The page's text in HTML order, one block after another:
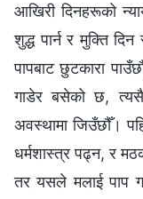
आखिरी दिनहरूको
शुद्ध पार्न र मुक्ति
पापबाट छुटकारा
गाडेर बसेको छ,
अवस्थामा जिउँछौँ।
धर्मशास्‍त्र पढ्न, र
तर यसले मलाई पाप